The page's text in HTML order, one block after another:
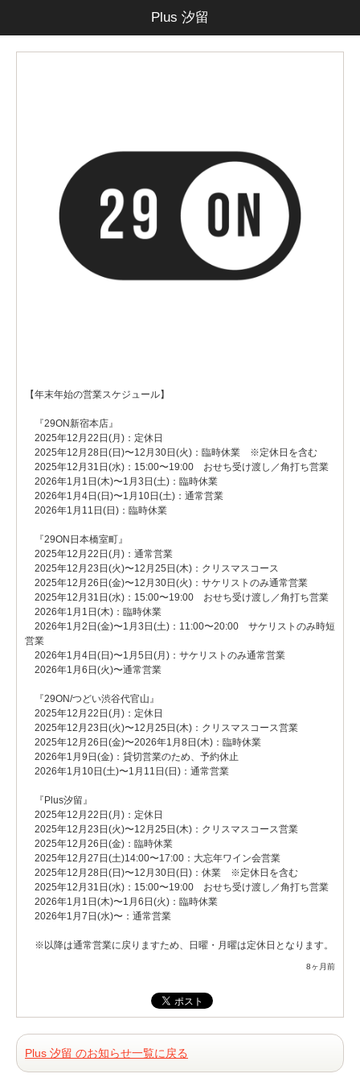
Plus 汐留
【年末年始の営業スケジュール】
『29ON新宿本店』
2025年12月22日(月)：定休日
2025年12月28日(日)〜12月30日(火)：臨時休業 ※定休日を含む
2025年12月31日(水)：15:00〜19:00 おせち受け渡し／角打ち営業
2026年1月1日(木)〜1月3日(土)：臨時休業
2026年1月4日(日)〜1月10日(土)：通常営業
2026年1月11日(日)：臨時休業
『29ON日本橋室町』
2025年12月22日(月)：通常営業
2025年12月23日(火)〜12月25日(木)：クリスマスコース
2025年12月26日(金)〜12月30日(火)：サケリストのみ通常営業
2025年12月31日(水)：15:00〜19:00 おせち受け渡し／角打ち営業
2026年1月1日(木)：臨時休業
2026年1月2日(金)〜1月3日(土)：11:00〜20:00 サケリストのみ時短
営業
2026年1月4日(日)〜1月5日(月)：サケリストのみ通常営業
2026年1月6日(火)〜通常営業
『29ON/つどい渋谷代官山』
2025年12月22日(月)：定休日
2025年12月23日(火)〜12月25日(木)：クリスマスコース営業
2025年12月26日(金)〜2026年1月8日(木)：臨時休業
2026年1月9日(金)：貸切営業のため、予約休止
2026年1月10日(土)〜1月11日(日)：通常営業
『Plus汐留』
2025年12月22日(月)：定休日
2025年12月23日(火)〜12月25日(木)：クリスマスコース営業
2025年12月26日(金)：臨時休業
2025年12月27日(土)14:00〜17:00：大忘年ワイン会営業
2025年12月28日(日)〜12月30日(日)：休業 ※定休日を含む
2025年12月31日(水)：15:00〜19:00 おせち受け渡し／角打ち営業
2026年1月1日(木)〜1月6日(火)：臨時休業
2026年1月7日(水)〜：通常営業
※以降は通常営業に戻りますため、日曜・月曜は定休日となります。
8ヶ月前
Plus 汐留 のお知らせ一覧に戻る